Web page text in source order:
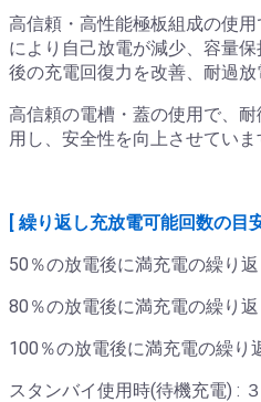
高信頼・高性能極板組成の使
により自己放電が減少、容量
後の充電回復力を改善、耐過放
高信頼の電槽・蓋の使用で、
用し、安全性を向上させていま
[ 繰り返し充放電可能回数の目
50％の放電後に満充電の繰り
80％の放電後に満充電の繰り
100％の放電後に満充電の繰り
スタンバイ使用時(待機充電) :